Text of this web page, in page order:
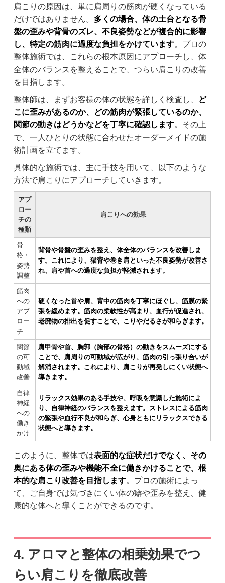
肩こりの原因は、単に肩周りの筋肉が硬くなっている
だけではありません。 多くの場合、体の土台となる骨
盤の歪みや背骨のズレ、不良姿勢などが複合的に影響
し、特定の筋肉に過度な負担をかけています。プロの
整体施術では、これらの根本原因にアプローチし、体
全体のバランスを整えることで、つらい肩こりの改善
を目指します。
整体師は、まずお客様の体の状態を詳しく検査し、
ど
こに歪みがあるのか、どの筋肉が緊張しているのか、
関節の動きはどうかなどを丁寧に確認します。その上
で、一人ひとりの状態に合わせたオーダーメイドの施
術計画を立てます。
具体的な施術では、主に手技を用いて、以下のような
方法で肩こりにアプローチしていきます。
アプ
ロー
チの
種類
肩こりへの効果
骨
格・
姿勢
調整
背骨や骨盤の歪みを整え、体全体のバランスを改善しま
す。これにより、猫背や巻き肩といった不良姿勢が改善さ
れ、肩や首への過度な負担が軽減されます。
筋肉
への
アプ
ロー
チ
硬くなった首や肩、背中の筋肉を丁寧にほぐし、筋膜の緊
張を緩めます。筋肉の柔軟性が高まり、血行が促進され、
老廃物の排出を促すことで、こりやだるさが和らぎます。
関節
の可
動域
改善
肩甲骨や首、胸郭（胸部の骨格）の動きをスムーズにする
ことで、肩周りの可動域が広がり、筋肉の引っ張り合いが
解消されます。これにより、肩こりが再発しにくい状態へ
導きます。
自律
神経
への
働き
かけ
リラックス効果のある手技や、呼吸を意識した施術によ
り、自律神経のバランスを整えます。ストレスによる筋肉
の緊張や血行不良が和らぎ、心身ともにリラックスできる
状態へと導きます。
このように、整体では表面的な症状だけでなく、その
奥にある体の歪みや機能不全に働きかけることで、根
本的な肩こり改善を目指します。プロの施術によっ
て、ご自身では気づきにくい体の癖や歪みを整え、健
康的な体へと導くことができるのです。
4. アロマと整体の相乗効果でつ
らい肩こりを徹底改善